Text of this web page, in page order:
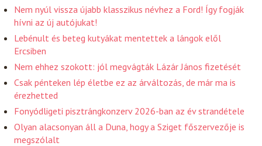
Nem nyúl vissza újabb klasszikus névhez a Ford! Így fogják
hívni az új autójukat!
Lebénult és beteg kutyákat mentettek a lángok elől
Ercsiben
Nem ehhez szokott: jól megvágták Lázár János fizetését
Csak pénteken lép életbe ez az árváltozás, de már ma is
érezhetted
Fonyódligeti pisztrángkonzerv 2026-ban az év strandétele
Olyan alacsonyan áll a Duna, hogy a Sziget főszervezője is
megszólalt